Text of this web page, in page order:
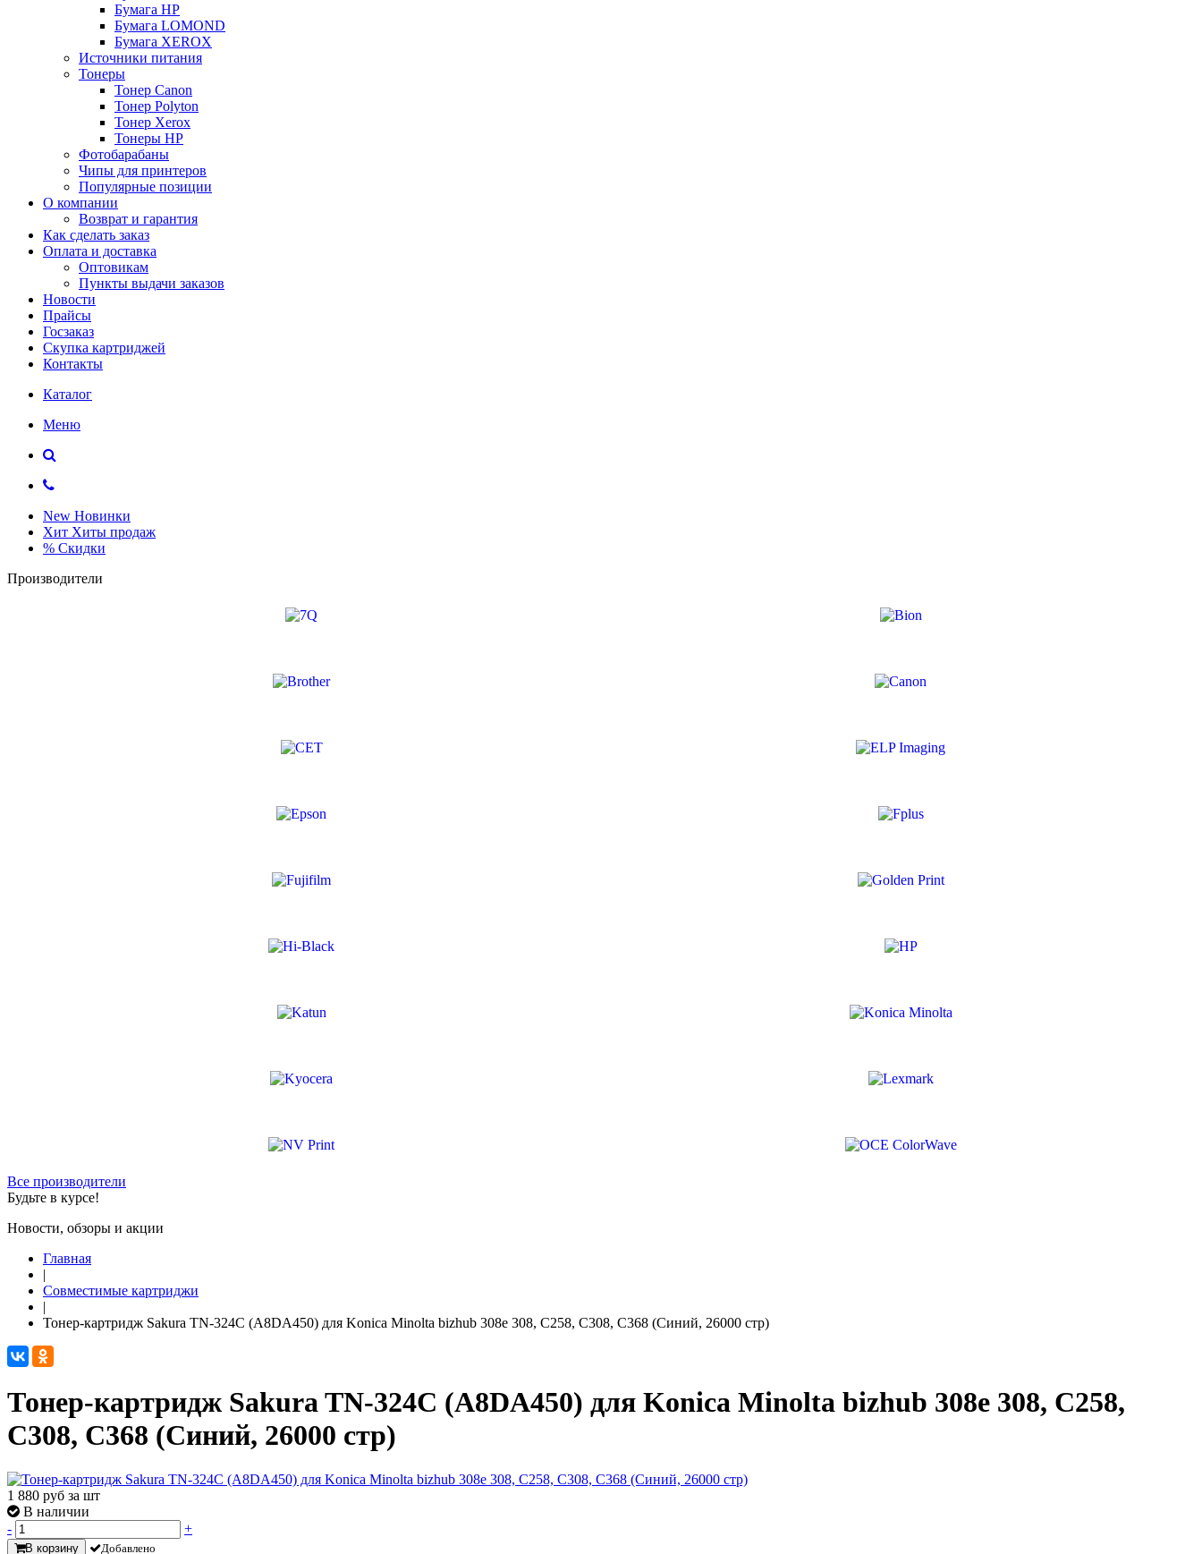
Бумага HP
Бумага LOMOND
Бумага XEROX
Источники питания
Тонеры
Тонер Canon
Тонер Polyton
Тонер Xerox
Тонеры HP
Фотобарабаны
Чипы для принтеров
Популярные позиции
О компании
Возврат и гарантия
Как сделать заказ
Оплата и доставка
Оптовикам
Пункты выдачи заказов
Новости
Прайсы
Госзаказ
Скупка картриджей
Контакты
Каталог
Меню
New Новинки
Хит Хиты продаж
% Скидки
Производители
Все производители
Будьте в курсе!
Новости, обзоры и акции
Главная
|
Совместимые картриджи
|
Тонер-картридж Sakura TN-324C (A8DA450) для Konica Minolta bizhub 308e 308, C258, C308, C368 (Синий, 26000 стр)
Тонер-картридж Sakura TN-324C (A8DA450) для Konica Minolta bizhub 308e 308, C258,
C308, C368 (Синий, 26000 стр)
1 880 руб за шт
В наличии
-
+
В корзину
Добавлено